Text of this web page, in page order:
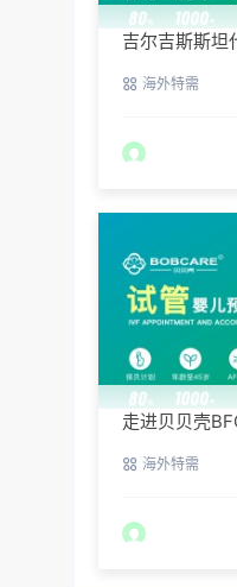
吉尔吉斯斯坦
海外特需
走进贝贝壳
海外特需